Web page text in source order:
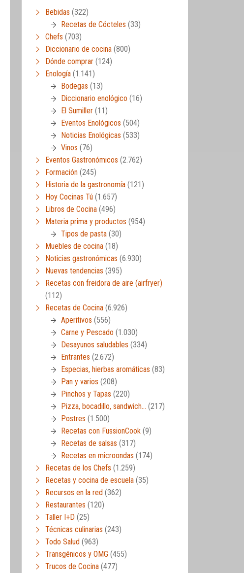
Bebidas (322)
Recetas de Cócteles (33)
Chefs (703)
Diccionario de cocina (800)
Dónde comprar (124)
Enología (1.141)
Bodegas (13)
Diccionario enológico (16)
El Sumiller (11)
Eventos Enológicos (504)
Noticias Enológicas (533)
Vinos (76)
Eventos Gastronómicos (2.762)
Formación (245)
Historia de la gastronomía (121)
Hoy Cocinas Tú (1.657)
Libros de Cocina (496)
Materia prima y productos (954)
Tipos de pasta (30)
Muebles de cocina (18)
Noticias gastronómicas (6.930)
Nuevas tendencias (395)
Recetas con freidora de aire (airfryer)
(112)
Recetas de Cocina (6.926)
Aperitivos (556)
Carne y Pescado (1.030)
Desayunos saludables (334)
Entrantes (2.672)
Especias, hierbas aromáticas (83)
Pan y varios (208)
Pinchos y Tapas (220)
Pizza, bocadillo, sandwich… (217)
Postres (1.500)
Recetas con FussionCook (9)
Recetas de salsas (317)
Recetas en microondas (174)
Recetas de los Chefs (1.259)
Recetas y cocina de escuela (35)
Recursos en la red (362)
Restaurantes (120)
Taller I+D (25)
Técnicas culinarias (243)
Todo Salud (963)
Transgénicos y OMG (455)
Trucos de Cocina (477)